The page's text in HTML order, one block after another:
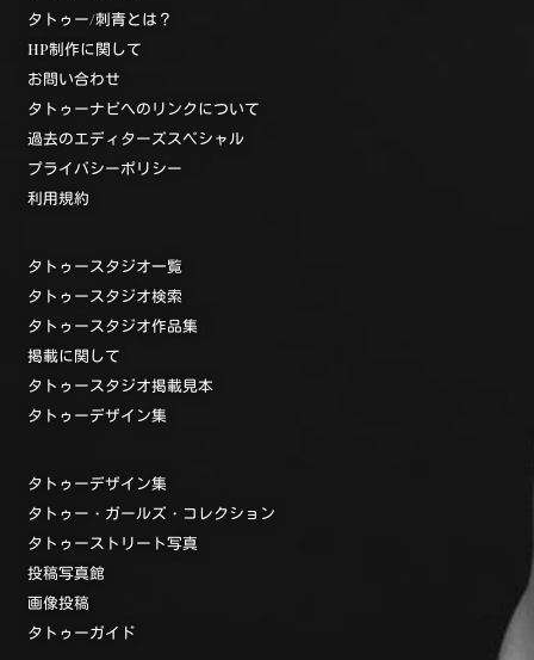
タトゥー/刺青とは？
HP制作に関して
お問い合わせ
タトゥーナビへのリンクについて
過去のエディターズスペシャル
プライバシーポリシー
利用規約
タトゥースタジオ一覧
タトゥースタジオ検索
タトゥースタジオ作品集
掲載に関して
タトゥースタジオ掲載見本
タトゥーデザイン集
タトゥーデザイン集
タトゥー・ガールズ・コレクション
タトゥーストリート写真
投稿写真館
画像投稿
タトゥーガイド